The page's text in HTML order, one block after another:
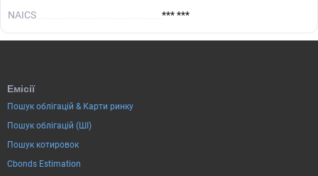
NAICS
*** ***
Емісії
Пошук облігацій & Карти ринку
Пошук облігацій (ШІ)
Пошук котировок
Cbonds Estimation